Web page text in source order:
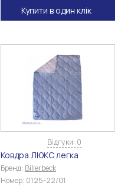
Купити в один клік
Відгуки: 0
Ковдра ЛЮКС легка
Бренд: Billerbeck
Номер: 0125-22/01